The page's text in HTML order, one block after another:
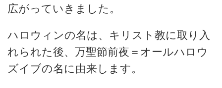
広がっていきました。
ハロウィンの名は、キリスト教に取り入
れられた後、万聖節前夜＝オールハロウ
ズイブの名に由来します。